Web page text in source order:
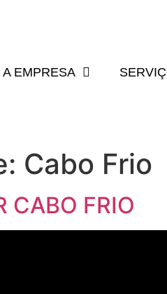
A EMPRESA
Cabo Frio
CABO FRIO